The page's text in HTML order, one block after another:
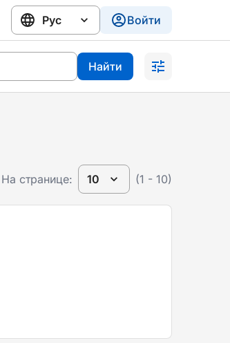
Войти
Найти
На странице: 10 (1 - 10)